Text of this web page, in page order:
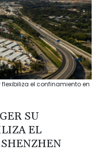
el confinamiento en
SU
EL